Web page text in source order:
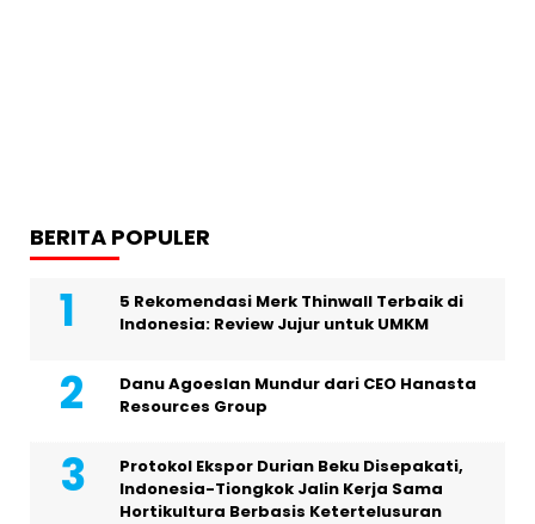
BERITA POPULER
5 Rekomendasi Merk Thinwall Terbaik di
Indonesia: Review Jujur untuk UMKM
Danu Agoeslan Mundur dari CEO Hanasta
Resources Group
Protokol Ekspor Durian Beku Disepakati,
Indonesia-Tiongkok Jalin Kerja Sama
Hortikultura Berbasis Ketertelusuran